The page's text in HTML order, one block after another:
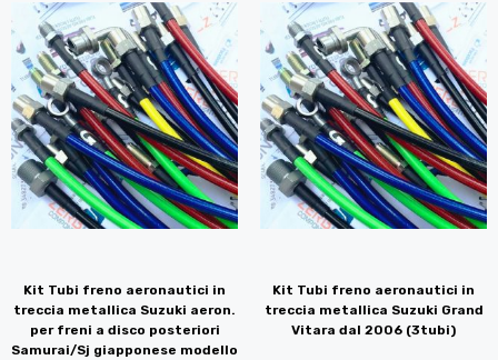
Kit Tubi freno aeronautici in
treccia metallica Suzuki aeron.
per freni a disco posteriori
Samurai/Sj giapponese modello
Kit Tubi freno aeronautici in
treccia metallica Suzuki Grand
Vitara dal 2006 (3tubi)